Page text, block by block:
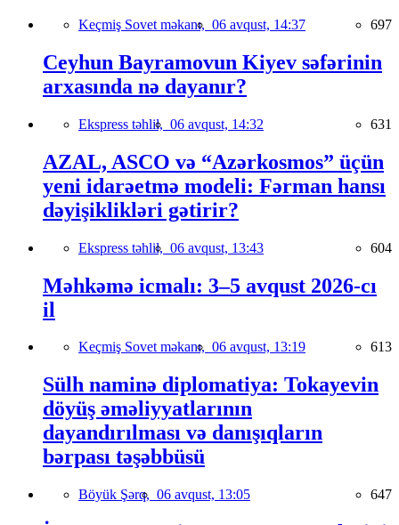
Keçmiş Sovet məkanı, 06 avqust, 14:37 697
Ceyhun Bayramovun Kiyev səfərinin
arxasında nə dayanır?
Ekspress təhlil, 06 avqust, 14:32 631
AZAL, ASCO və “Azərkosmos” üçün
yeni idarəetmə modeli: Fərman hansı
dəyişiklikləri gətirir?
Ekspress təhlil, 06 avqust, 13:43 604
Məhkəmə icmalı: 3–5 avqust 2026-cı
il
Keçmiş Sovet məkanı, 06 avqust, 13:19 613
Sülh naminə diplomatiya: Tokayevin
döyüş əməliyyatlarının
dayandırılması və danışıqların
bərpası təşəbbüsü
Böyük Şərq, 06 avqust, 13:05 647